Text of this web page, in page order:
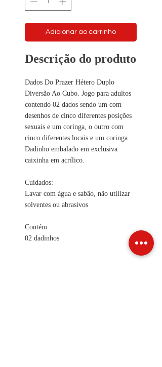
Adicionar ao carrinho
Descrição do produto
Dados Do Prazer Hétero Duplo
Diversão Ao Cubo. Jogo para adultos
contendo 02 dados sendo um com
desenhos de cinco diferentes posições
sexuais e um coringa, o outro com
cinco diferentes locais e um coringa.
Dadinho embalado em exclusiva
caixinha em acrílico.
Cuidados:
Lavar com água e sabão, não utilizar
solventes ou abrasivos
Contém:
02 dadinhos